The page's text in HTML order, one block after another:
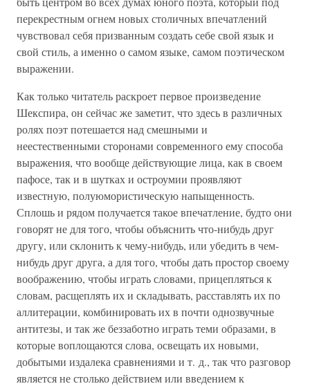
перекрестным огнем новых столичных впечатлений
чувствовал себя призванным создать себе свой язык и
свой стиль, а именно о самом языке, самом поэтическом
выражении.
Как только читатель раскроет первое произведение
Шекспира, он сейчас же заметит, что здесь в различных
ролях поэт потешается над смешными и
неестественными сторонами современного ему способа
выражения, что вообще действующие лица, как в своем
пафосе, так и в шутках и остроумии проявляют
известную, полуюмористическую напыщенность.
Сплошь и рядом получается такое впечатление, будто они
говорят не для того, чтобы объяснить что-нибудь друг
другу, или склонить к чему-нибудь, или убедить в чем-
нибудь друг друга, а для того, чтобы дать простор своему
воображению, чтобы играть словами, прицепляться к
словам, расщеплять их и складывать, расставлять их по
аллитерации, комбинировать их в почти однозвучные
антитезы, и так же беззаботно играть теми образами, в
которые воплощаются слова, освещать их новыми,
добытыми издалека сравнениями и т. д., так что разговор
является не столько действием или введением к